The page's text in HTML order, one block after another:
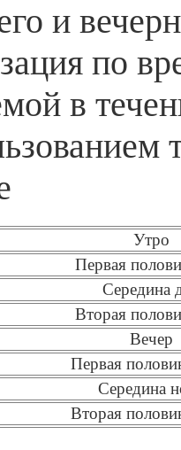
и
по
в
Утро
Первая
Середина
Вторая
Вечер
Первая
Середина
Вторая